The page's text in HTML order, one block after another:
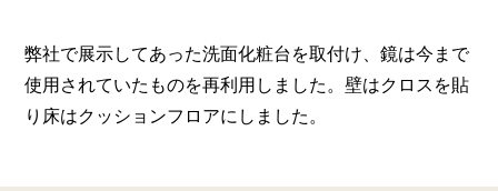
弊社で展示してあった洗面化粧台を取付け、鏡は今まで
使用されていたものを再利用しました。壁はクロスを貼
り床はクッションフロアにしました。